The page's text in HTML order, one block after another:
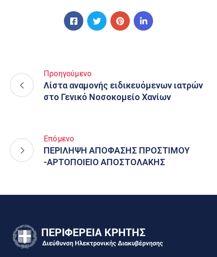
Προηγούμενο
Λίστα αναμονής ειδικευόμενων ιατρών
στο Γενικό Νοσοκομείο Χανίων
Επόμενο
ΠΕΡΙΛΗΨΗ ΑΠΟΦΑΣΗΣ ΠΡΟΣΤΙΜΟΥ
-ΑΡΤΟΠΟΙΕΙΟ ΑΠΟΣΤΟΛΑΚΗΣ